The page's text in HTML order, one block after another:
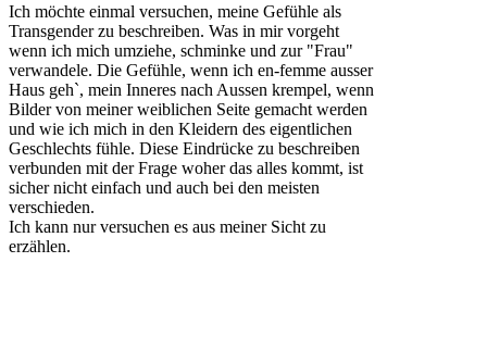
Ich möchte einmal versuchen, meine Gefühle als
Transgender zu beschreiben. Was in mir vorgeht
wenn ich mich umziehe, schminke und zur "Frau"
verwandele. Die Gefühle, wenn ich en-femme ausser
Haus geh`, mein Inneres nach Aussen krempel, wenn
Bilder von meiner weiblichen Seite gemacht werden
und wie ich mich in den Kleidern des eigentlichen
Geschlechts fühle. Diese Eindrücke zu beschreiben
verbunden mit der Frage woher das alles kommt, ist
sicher nicht einfach und auch bei den meisten
verschieden.
Ich kann nur versuchen es aus meiner Sicht zu
erzählen.